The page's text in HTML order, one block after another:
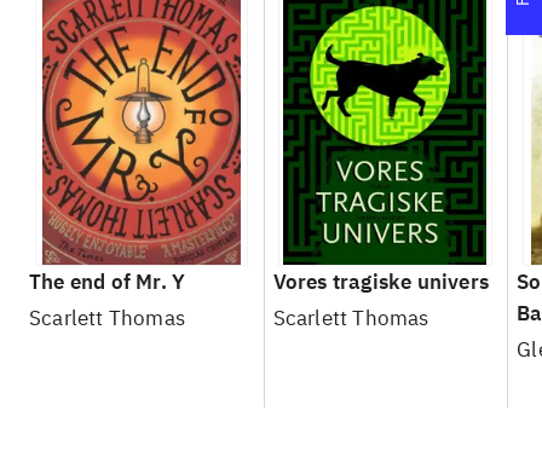
The end of Mr. Y
Scarlett Thomas
Vores tragiske univers
Scarlett Thomas